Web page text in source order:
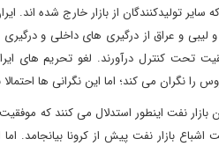
که سایر تولیدکنندگان از بازار خارج شده
لیبی و عراق از درگیری های داخلی و
تحت کنترل درآورند. لغو تحریم های
را نگران می کند؛ اما این نگرانی ها
بازار نفت اینطور استدلال می کنند که
اشباع بازار نفت پیش از کرونا